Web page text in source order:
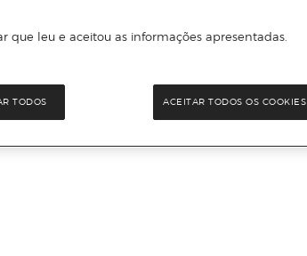
que leu e aceitou as informações apresentadas.
TODOS ACEITAR TODOS OS COOKIES